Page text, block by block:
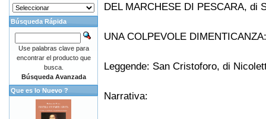
DEL MARCHESE DI PESCARA, di
UNA COLPEVOLE
Leggende: San Cristoforo, di
Narrativa:
Búsqueda Rápida
Use palabras clave para
encontrar el producto que
busca.
Búsqueda Avanzada
Que es lo Nuevo ?